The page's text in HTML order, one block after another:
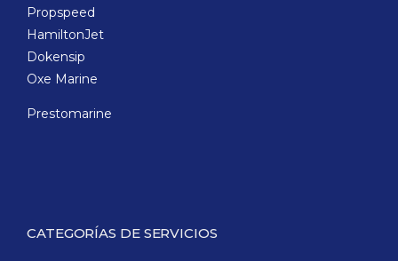
Propspeed
HamiltonJet
Dokensip
Oxe Marine
Prestomarine
CATEGORÍAS DE SERVICIOS